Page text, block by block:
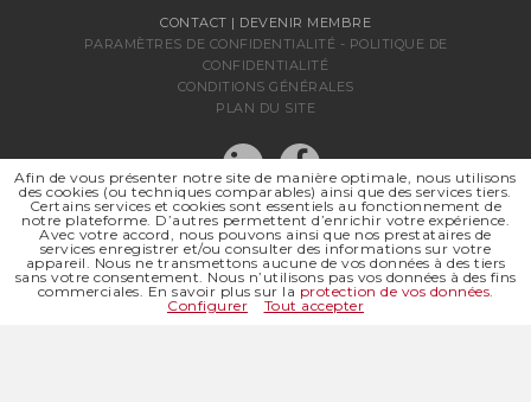
CONTACT | DEVENIR MEMBRE
PARAMÈTRES DE CONFIDENTIALITÉ - POLITIQUE DE
CONFIDENTIALITÉ
CONDITIONS GÉNÉRALES
PLAN DU SITE
SSR SUISSE ROMANDE
SOCIÉTÉ RÉGIONALE DE
Afin de vous présenter notre site de manière optimale, nous utilisons
des cookies (ou techniques comparables) ainsi que des services tiers.
Certains services et cookies sont essentiels au fonctionnement de
notre plateforme. D’autres permettent d’enrichir votre expérience.
Avec votre accord, nous pouvons ainsi que nos prestataires de
services enregistrer et/ou consulter des informations sur votre
appareil. Nous ne transmettons aucune de vos données à des tiers
sans votre consentement. Nous n’utilisons pas vos données à des fins
commerciales. En savoir plus sur la protection de vos données.
Configurer
Tout accepter